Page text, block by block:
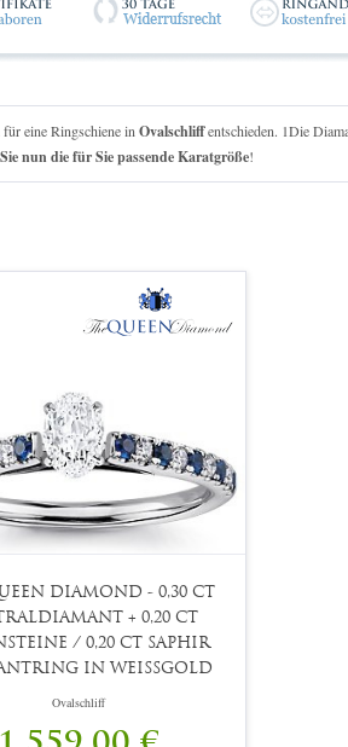
eine Ringschiene in Ovalschliffentschieden. 1Die
nun die für Sie passende Karatgröße!
DIAMOND - 0,30 CT
+ 0,20 CT
/ 0,20 CT SAPHIR
IN WEISSGOLD
Ovalschliff